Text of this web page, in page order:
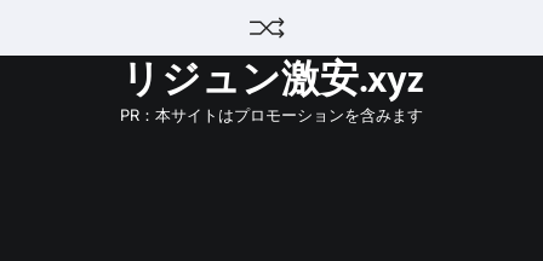
リジュン激安.xyz
PR：本サイトはプロモーションを含みます